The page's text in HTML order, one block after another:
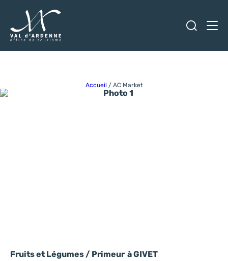
Accueil / AC Market
Fruits et Légumes / Primeur à GIVET
Photo 1